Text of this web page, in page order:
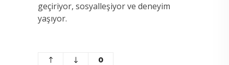
geçiriyor, sosyalleşiyor ve deneyim
yaşıyor.
0